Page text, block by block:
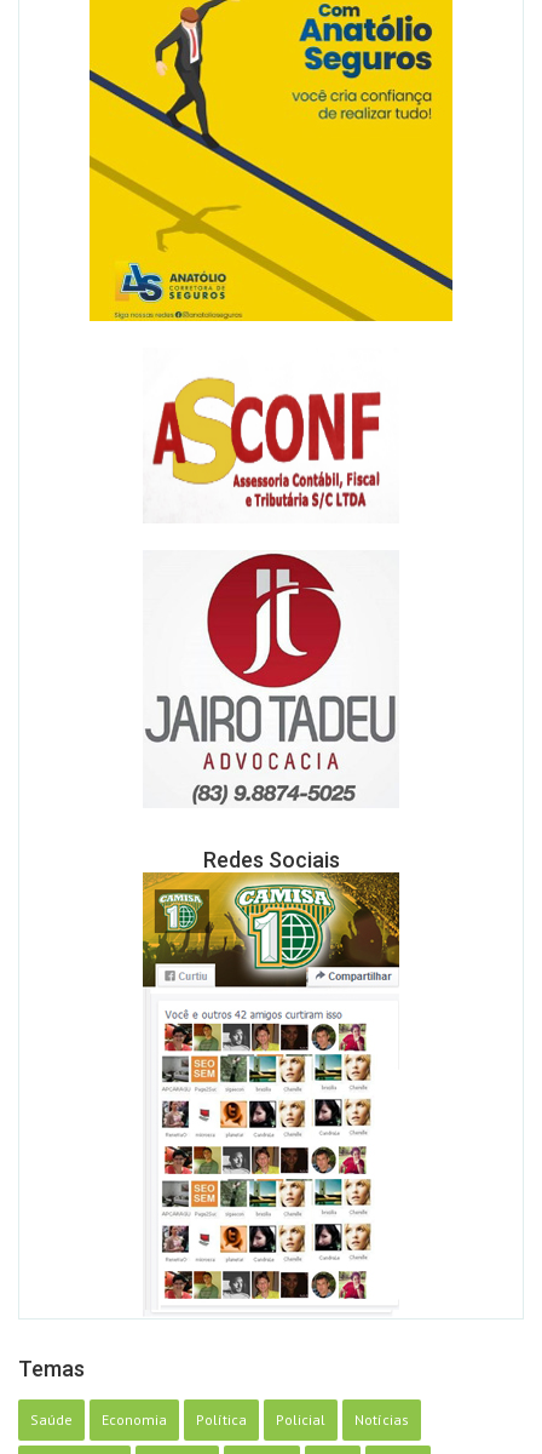
Redes Sociais
Temas
Saúde Economia Política Policial Notícias